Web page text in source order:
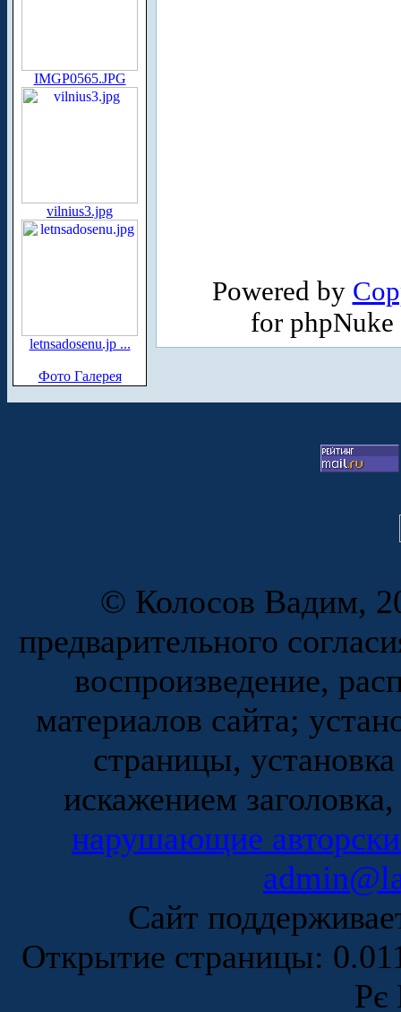
IMGP0565.JPG
vilnius3.jpg
letnsadosenu.jp ...
Фото Галерея
Powered by
for
© Колосов Вадим,
предварительного
воспроизведение,
материалов сайта;
страницы,
искажением
нарушающие
Сайт
Открытие страницы:
Рє